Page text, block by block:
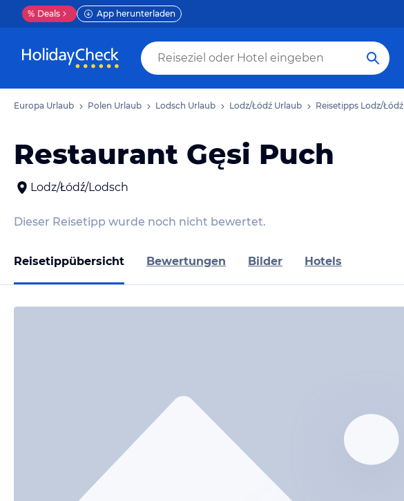
% Deals App herunterladen
Europa Urlaub Polen Urlaub Lodsch Urlaub Lodz/Łódź Urlaub Reisetipps Lodz/Łódź
Restaurant Gęsi Puch
Lodz/Łódź/Lodsch
Dieser Reisetipp wurde noch nicht bewertet.
Reisetippübersicht Bewertungen Bilder Hotels